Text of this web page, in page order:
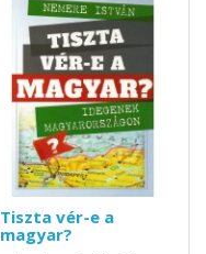
Tiszta vér-e a
magyar?